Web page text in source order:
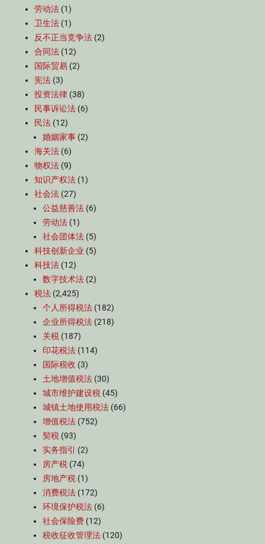
劳动法 (1)
卫生法 (1)
反不正当竞争法 (2)
合同法 (12)
国际贸易 (2)
宪法 (3)
投资法律 (38)
民事诉讼法 (6)
民法 (12)
婚姻家事 (2)
海关法 (6)
物权法 (9)
知识产权法 (1)
社会法 (27)
公益慈善法 (6)
劳动法 (1)
社会团体法 (5)
科技创新企业 (5)
科技法 (12)
数字技术法 (2)
税法 (2,425)
个人所得税法 (182)
企业所得税法 (218)
关税 (187)
印花税法 (114)
国际税收 (3)
土地增值税法 (30)
城市维护建设税 (45)
城镇土地使用税法 (66)
增值税法 (752)
契税 (93)
实务指引
(2)
房产税 (74)
房地产税 (1)
消费税法 (172)
环境保护税法 (6)
社会保险费 (12)
税收征收管理法 (120)